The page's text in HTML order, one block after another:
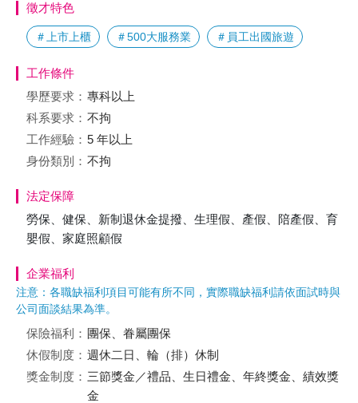
徵才特色
＃上市上櫃 ＃500大服務業 ＃員工出國旅遊
工作條件
學歷要求： 專科以上
科系要求： 不拘
工作經驗： 5 年以上
身份類別： 不拘
法定保障
勞保、健保、新制退休金提撥、生理假、產假、陪產假、育
嬰假、家庭照顧假
企業福利
注意：各職缺福利項目可能有所不同，實際職缺福利請依面試時與
公司面談結果為準。
保險福利： 團保、眷屬團保
休假制度： 週休二日、輪（排）休制
獎金制度： 三節獎金／禮品、生日禮金、年終獎金、績效獎
金